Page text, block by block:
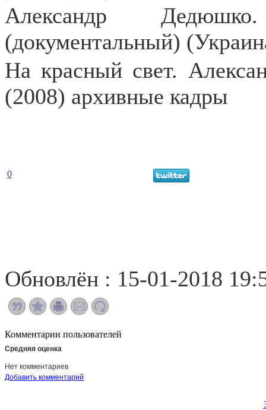
Александр
(документальный)
На красный свет.
(2008) архивные кадры
0
Обновлён : 15-01-2018
Комментарии пользователей
Средняя оценка
Нет комментариев
Добавить комментарий